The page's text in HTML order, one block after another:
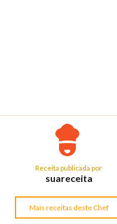
Receita publicada por
suareceita
Mais receitas deste Chef